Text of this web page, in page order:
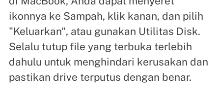
ikonnya ke Sampah, klik kanan, dan pilih
"Keluarkan", atau gunakan Utilitas Disk.
Selalu tutup file yang terbuka terlebih
dahulu untuk menghindari kerusakan dan
pastikan drive terputus dengan benar.